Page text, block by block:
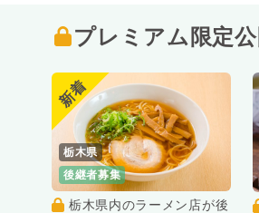
プレミアム限定公
新着
栃木県
後継者募集